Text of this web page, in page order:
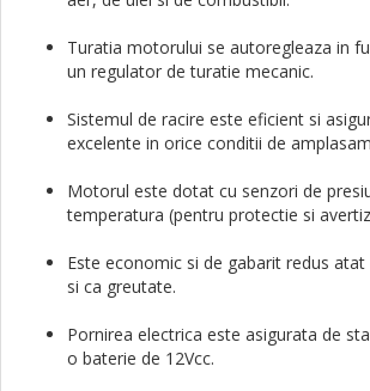
Turatia motorului se autoregleaza in
un regulator de turatie mecanic.
Sistemul de racire este eficient si
excelente in orice conditii de
Motorul este dotat cu senzori de
temperatura (pentru protectie si
Este economic si de gabarit redus
si ca greutate.
Pornirea electrica este asigurata de
o baterie de 12Vcc.